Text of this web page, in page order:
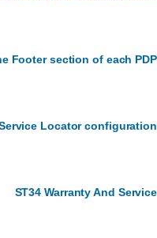
Footer section of each
Service Locator
ST34 Warranty And